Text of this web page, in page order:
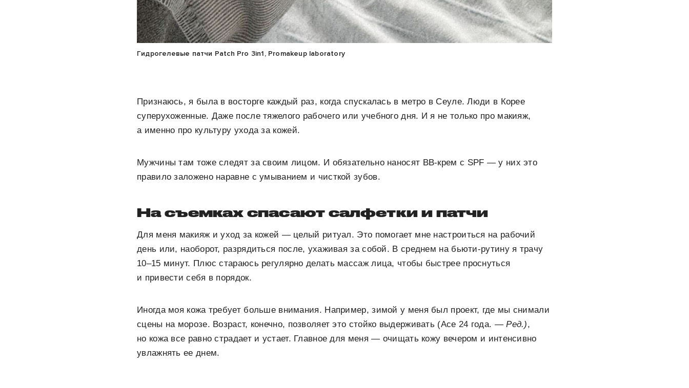
Гидрогелевые патчи Patch Pro 3in1, Promakeup laboratory
Признаюсь, я была в восторге каждый раз, когда спускалась в метро в Сеуле. Люди в Корее
суперухоженные. Даже после тяжелого рабочего или учебного дня. И я не только про макияж,
а именно про культуру ухода за кожей.
Мужчины там тоже следят за своим лицом. И обязательно наносят BB-крем с SPF — у них это
правило заложено наравне с умыванием и чисткой зубов.
На съемках спасают салфетки и патчи
Для меня макияж и уход за кожей — целый ритуал. Это помогает мне настроиться на рабочий
день или, наоборот, разрядиться после, ухаживая за собой. В среднем на бьюти-рутину я трачу
10–15 минут. Плюс стараюсь регулярно делать массаж лица, чтобы быстрее проснуться
и привести себя в порядок.
Иногда моя кожа требует больше внимания. Например, зимой у меня был проект, где мы снимали
сцены на морозе. Возраст, конечно, позволяет это стойко выдерживать (Асе 24 года. —Ред.),
но кожа все равно страдает и устает. Главное для меня — очищать кожу вечером и интенсивно
увлажнять ее днем.